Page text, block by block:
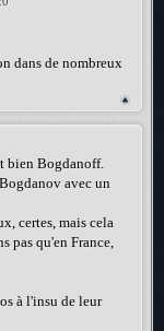
dans de nombreux
bien Bogdanoff.
avec un
certes, mais cela
pas qu'en France,
à l'insu de leur